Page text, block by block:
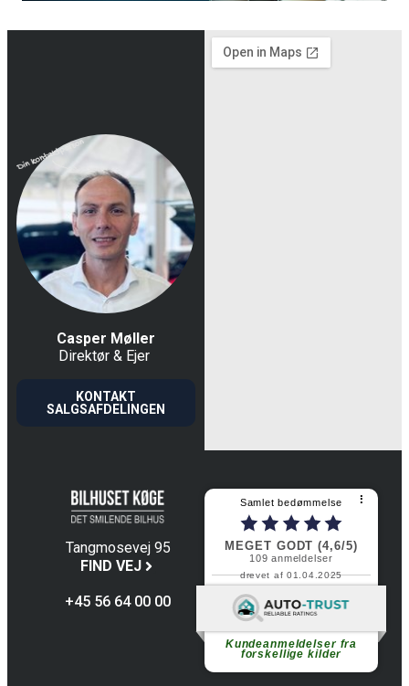
Casper Møller
Direktør & Ejer
KONTAKT
SALGSAFDELINGEN
Tangmosevej 95
4600 Køge
FIND VEJ
+45 56 64 00 00
Samlet bedømmelse ⠇
MEGET GODT (4,6/5)
109anmeldelser
drevet af 01.04.2025
Kundeanmeldelser fra
forskellige kilder
Fortsæt med at læse